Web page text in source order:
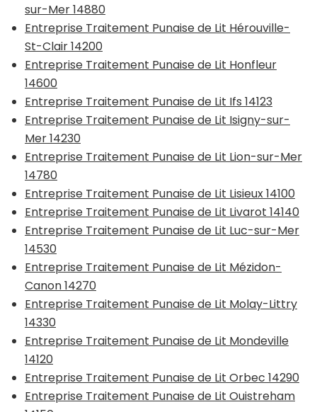
sur-Mer 14880
Entreprise Traitement Punaise de Lit Hérouville-
St-Clair 14200
Entreprise Traitement Punaise de Lit Honfleur
14600
Entreprise Traitement Punaise de Lit Ifs 14123
Entreprise Traitement Punaise de Lit Isigny-sur-
Mer 14230
Entreprise Traitement Punaise de Lit Lion-sur-Mer
14780
Entreprise Traitement Punaise de Lit Lisieux 14100
Entreprise Traitement Punaise de Lit Livarot 14140
Entreprise Traitement Punaise de Lit Luc-sur-Mer
14530
Entreprise Traitement Punaise de Lit Mézidon-
Canon 14270
Entreprise Traitement Punaise de Lit Molay-Littry
14330
Entreprise Traitement Punaise de Lit Mondeville
14120
Entreprise Traitement Punaise de Lit Orbec 14290
Entreprise Traitement Punaise de Lit Ouistreham